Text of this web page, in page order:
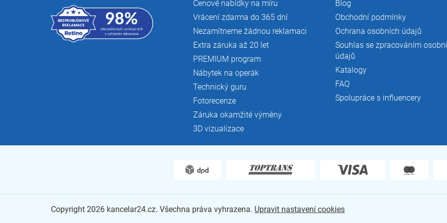
Cenové nabídky na míru
Vrácení zdarma do 365 dní
Nezamítneme žádnou reklamaci
Extra záruka až 20 let
PREMIUM program
Nábytek na operák
Technický guru
Fotorecenze
Záruka okamžité výměny
3D vizualizace
Blog
Obchodní podmínky
Ochrana osobních údajů
Souhlas se zpracováním
údajů
Katalogy
FAQ
Spolupráce s influencery
Copyright 2026 kancelar24.cz. Všechna práva vyhrazena. Upravit nastavení cookies